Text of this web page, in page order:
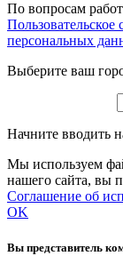
По вопросам
персональных
Выберите ваш
Начните вводить
Мы используем
нашего сайта, вы
Соглашение об
OK
Вы представитель